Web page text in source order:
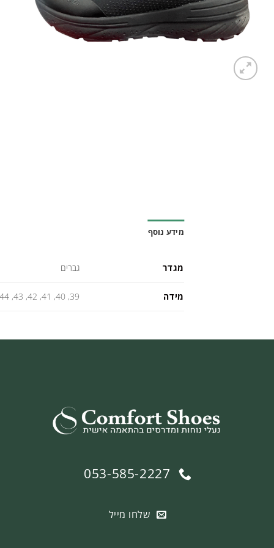
מידע נוסף
מגדר גברים
מידה 39, 40, 41, 42, 43, 44, 45, 46, 47, 48
053-585-2227
שלחו מייל